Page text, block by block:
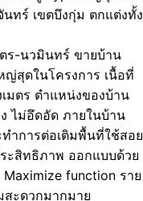
ทร์ เขตบึงกุ่ม ตกแต่งทั้ง
ร-นวมินทร์ ขายบ้าน
ญ่สุดในโครงการ เนื้อที่
มตร ตำแหน่งของบ้าน
ไม่อึดอัด ภายในบ้าน
ำการต่อเติมพื้นที่ใช้สอย
ะสิทธิภาพ ออกแบบด้วย
function ราย
สะดวกมากมาย